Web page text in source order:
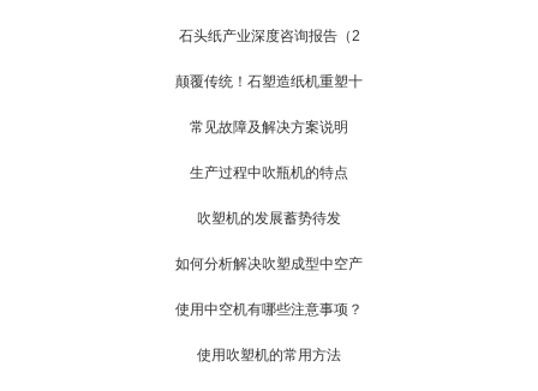
石头纸产业深度咨询报告（2
颠覆传统！石塑造纸机重塑十
常见故障及解决方案说明
生产过程中吹瓶机的特点
吹塑机的发展蓄势待发
如何分析解决吹塑成型中空产
使用中空机有哪些注意事项？
使用吹塑机的常用方法